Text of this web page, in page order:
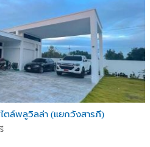
ตล์พลูวิลล่า (แยกวังสารภี)